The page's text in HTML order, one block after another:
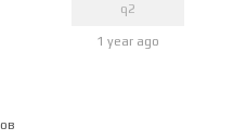
q2
1 year ago